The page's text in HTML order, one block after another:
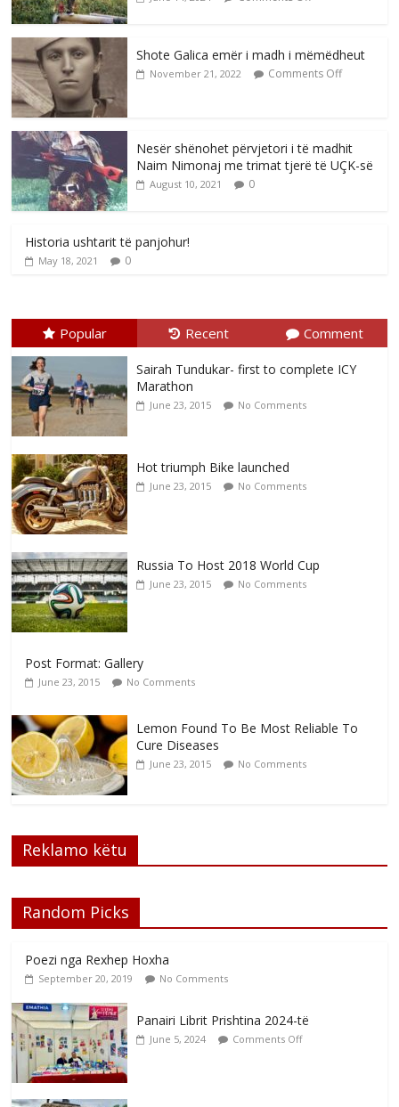
Shote Galica emër i madh i mëmëdheut
November 21, 2022 Comments Off
Nesër shënohet përvjetori i të madhit
Naim Nimonaj me trimat tjerë të UÇK-së
August 10, 2021 0
Historia ushtarit të panjohur!
May 18, 2021 0
Popular Recent Comment
Sairah Tundukar- first to complete ICY
Marathon
June 23, 2015 No Comments
Hot triumph Bike launched
June 23, 2015 No Comments
Russia To Host 2018 World Cup
June 23, 2015 No Comments
Post Format: Gallery
June 23, 2015 No Comments
Lemon Found To Be Most Reliable To
Cure Diseases
June 23, 2015 No Comments
Reklamo këtu
Random Picks
Poezi nga Rexhep Hoxha
September 20, 2019 No Comments
Panairi Librit Prishtina 2024-të
June 5, 2024 Comments Off